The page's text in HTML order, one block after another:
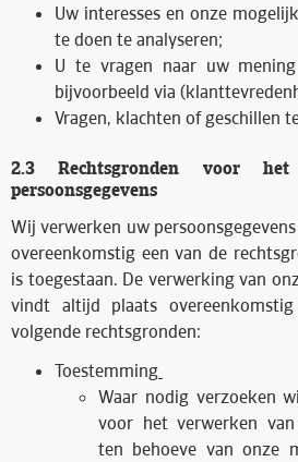
Uw interesses en onze
te doen te analyseren;
U te vragen naar uw
bijvoorbeeld via
Vragen, klachten of geschillen
2.3 Rechtsgronden voor
persoonsgegevens
Wij verwerken uw
overeenkomstig een van de
is toegestaan. De verwerking van
vindt altijd plaats
volgende rechtsgronden:
Toestemming
Waar nodig verzoeken
voor het verwerken van
ten behoeve van onze